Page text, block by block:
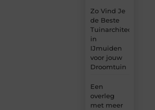
Zo Vind Je
de Beste
Tuinarchitect
in
IJmuiden
voor jouw
Droomtuin
Een
overleg
met meer